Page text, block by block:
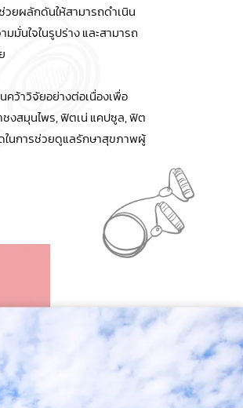
ยผลักดันให้สามารถดำเนิน
มั่นใจในรูปร่าง และสามารถ
ว้าวิจัยอย่างต่อเนื่องเพื่อ
สมุนไพร, ฟิตเน่ แคปซูล, ฟิต
นการช่วยดูแลรักษาสุขภาพผู้